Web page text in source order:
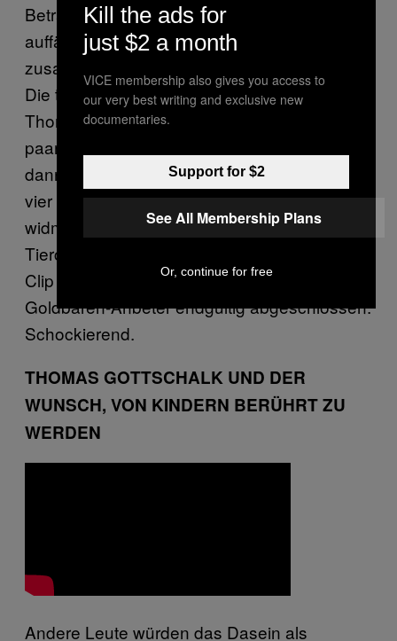
Betrachten der verschiedenen Haribo-Spots
auffällt: Irgendwie hängen sie alle miteinander
zusammen und erzählen eine Geschichte.
Die tragische Geschichte der Naschkatze
Thomas Gottschalk. Früher waren es ein
paar Gummibärchen vor dem Hauptgericht,
dann ging es auch außerhalb der eigenen
vier Wände nicht mehr ohne und schließlich
widmete er sein ganzes Leben den Gelatine-
Tierchen und trat einer Sekte bei. In diesem
Clip ist die Transformation zum hirntoten
Goldbären-Anbeter endgültig abgeschlossen.
Schockierend.
THOMAS GOTTSCHALK UND DER
WUNSCH, VON KINDERN BERÜHRT ZU
WERDEN
Andere Leute würden das Dasein als
Kill the ads for
just $2 a month
VICE membership also gives you access to
our very best writing and exclusive new
documentaries.
Support for $2
See All Membership Plans
Or, continue for free